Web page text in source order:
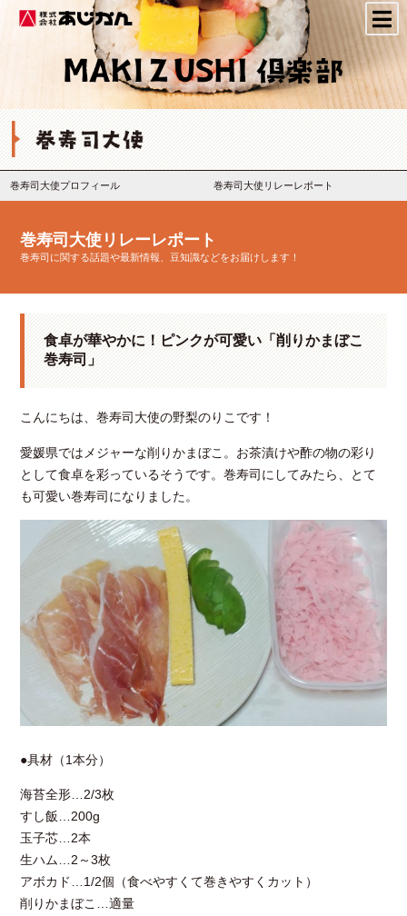
株式会社あじかん
巻寿司大使プロフィール 巻寿司大使リレーレポート
巻寿司大使リレーレポート
巻寿司に関する話題や最新情報、豆知識などをお届けします！
食卓が華やかに！ピンクが可愛い「削りかまぼこ
巻寿司」
こんにちは、巻寿司大使の野梨のりこです！
愛媛県ではメジャーな削りかまぼこ。お茶漬けや酢の物の彩り
として食卓を彩っているそうです。巻寿司にしてみたら、とて
も可愛い巻寿司になりました。
●具材（1本分）
海苔全形…2/3枚
すし飯…200g
玉子芯…2本
生ハム…2～3枚
アボカド…1/2個（食べやすくて巻きやすくカット）
削りかまぼこ…適量